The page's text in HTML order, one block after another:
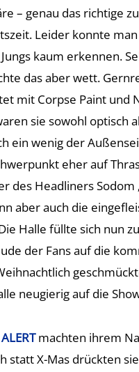
– genau das richtige
Leider konnte
kaum erkennen.
das aber wett.
mit Corpse Paint und
sie sowohl optisch
ein wenig der
eher auf
des Headliners Sodom
aber auch die
Halle füllte sich nun
der Fans auf die
neugierig auf die
machten ihrem
statt X-Mas drückten